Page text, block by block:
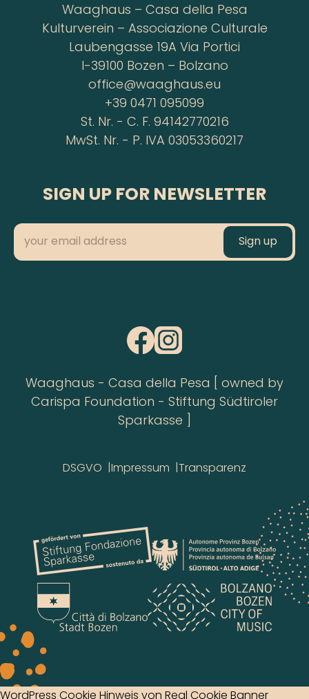
Waaghaus – Casa della Pesa
Kulturverein – Associazione Culturale
Laubengasse 19A Via Portici
I-39100 Bozen – Bolzano
office@waaghaus.eu
+39 0471 095099
St. Nr. - C. F. 94142770216
MwSt. Nr. - P. IVA 03053360217
SIGN UP FOR NEWSLETTER
Waaghaus - Casa della Pesa [ owned by
Carispa Foundation - Stiftung Südtiroler
Sparkasse ]
DSGVO Impressum Transparenz